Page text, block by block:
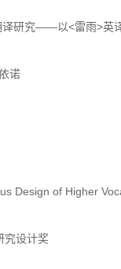
译研究——以<雷雨>英
诺
Design of Higher
究设计奖